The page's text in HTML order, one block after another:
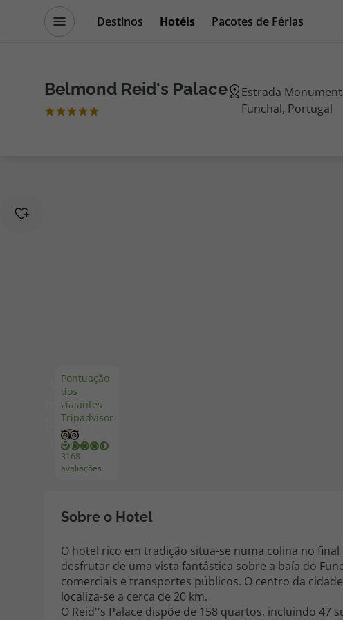
Destinos Hotéis
Pacotes de Férias
Disneyland ® Paris
Belmond Reid's Palace
Estrada
Funchal, Portugal
Pontuação
dos
viajantes
Tripadvisor
3168
avaliações
Ver
mais
fotos
(99)
Sobre o Hotel
O hotel rico em tradição situa-se numa colina no
desfrutar de uma vista fantástica sobre a baía do
comerciais e transportes públicos. O centro da
localiza-se a cerca de 20 km.
O Reid''s Palace dispõe de 158 quartos, incluindo